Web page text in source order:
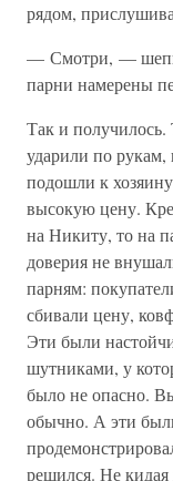
рядом,
— Смотри, —
парни намерены
Так и
ударили по
подошли к
высокую цену.
на Никиту, то на
доверия не
парням:
сбивали цену,
Эти были
шутниками, у
было не опасно.
обычно. А эти
решился. Не